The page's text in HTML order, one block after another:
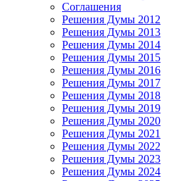
Соглашения
Решения Думы 2012
Решения Думы 2013
Решения Думы 2014
Решения Думы 2015
Решения Думы 2016
Решения Думы 2017
Решения Думы 2018
Решения Думы 2019
Решения Думы 2020
Решения Думы 2021
Решения Думы 2022
Решения Думы 2023
Решения Думы 2024